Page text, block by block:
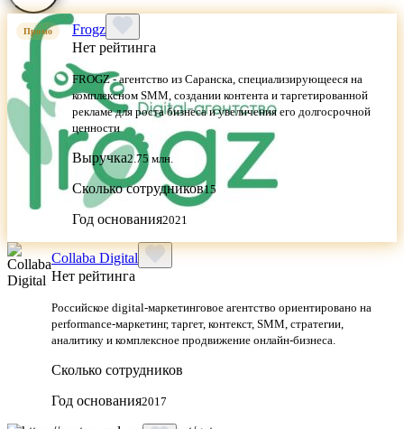
Промо
Frogz
Нет рейтинга
FROGZ - агентство из Саранска, специализирующееся на
комплексном SMM, создании контента и таргетированной
рекламе для роста бизнеса и увеличения его долгосрочной
ценности
Выручка2.75 млн.
Сколько сотрудников15
Год основания2021
Collaba Digital
Нет рейтинга
Российское digital-маркетинговое агентство ориентировано на
performance-маркетинг, таргет, контекст, SMM, стратегии,
аналитику и комплексное продвижение онлайн-бизнеса.
Сколько сотрудников
Год основания2017